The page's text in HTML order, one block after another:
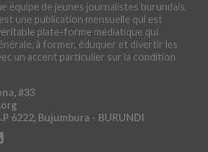
équipe de jeunes journalistes burundais,
une publication mensuelle qui est
plate-forme médiatique qui
à former, éduquer et divertir les
un accent particulier sur la condition
#33
6222, Bujumbura - BURUNDI